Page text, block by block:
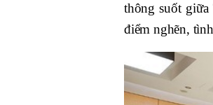
thông suốt
điểm nghẽn,